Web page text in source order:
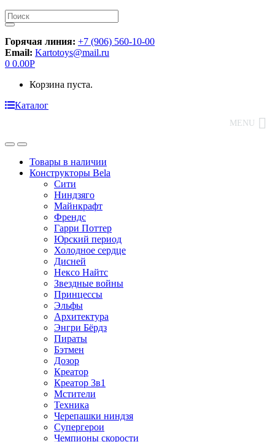
Искать:
Горячая линия: +7 (906) 560-10-00
Email: Kartotoys@mail.ru
0 0.00Р
Корзина пуста.
Каталог
MENU
Товары в наличии
Конструкторы Bela
Сити
Ниндзяго
Майнкрафт
Френдс
Гарри Поттер
Юрский период
Холодное сердце
Дисней
Нексо Найтс
Звездные войны
Принцессы
Эльфы
Архитектура
Энгри Бёрдз
Пираты
Бэтмен
Дозор
Креатор
Креатор 3в1
Мстители
Техника
Черепашки ниндзя
Супергерои
Чемпионы скорости